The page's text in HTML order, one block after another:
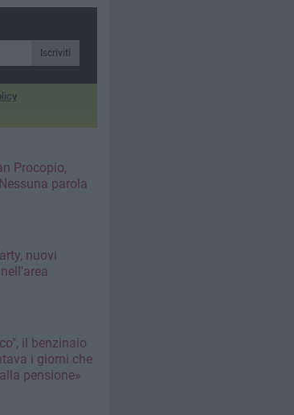
Iscriviti
Procopio,
parola
nuovi
il benzinaio
i giorni che
pensione»